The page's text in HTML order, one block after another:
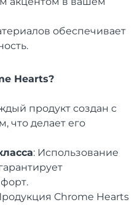
обеспечивает
Hearts?
продукт создан с
что делает его
: Использование
Chrome Hearts